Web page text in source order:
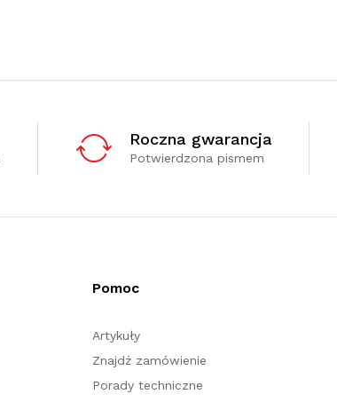
Roczna gwarancja
Potwierdzona pismem
Pomoc
Artykuły
Znajdź zamówienie
Porady techniczne